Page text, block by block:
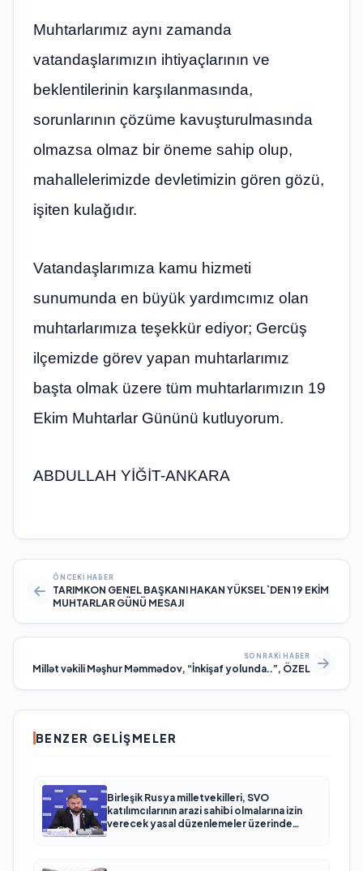
Muhtarlarımız aynı zamanda
vatandaşlarımızın ihtiyaçlarının ve
beklentilerinin karşılanmasında,
sorunlarının çözüme kavuşturulmasında
olmazsa olmaz bir öneme sahip olup,
mahallelerimizde devletimizin gören gözü,
işiten kulağıdır.
Vatandaşlarımıza kamu hizmeti
sunumunda en büyük yardımcımız olan
muhtarlarımıza teşekkür ediyor; Gercüş
ilçemizde görev yapan muhtarlarımız
başta olmak üzere tüm muhtarlarımızın 19
Ekim Muhtarlar Gününü kutluyorum.
ABDULLAH YİĞİT-ANKARA
ÖNCEKI HABER
TARIMKON GENEL BAŞKANI HAKAN YÜKSEL`DEN 19 EKİM
MUHTARLAR GÜNÜ MESAJI
SONRAKI HABER
Millət vəkili Məşhur Məmmədov, “İnkişaf yolunda..”, ÖZEL
BENZER GELIŞMELER
Birleşik Rusya milletvekilleri, SVO
katılımcılarının arazi sahibi olmalarına izin
verecek yasal düzenlemeler üzerinde